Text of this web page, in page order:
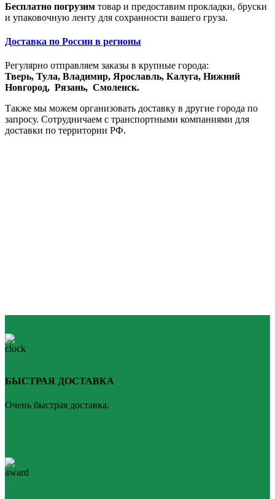
Бесплатно погрузим товар и предоставим прокладки, бруски
и упаковочную ленту для сохранности вашего груза.
Доставка по России в регионы
Регулярно отправляем заказы в крупные города:
Тверь, Тула, Владимир, Ярославль, Калуга, Нижний
Новгород, Рязань, Смоленск.
Также мы можем организовать доставку в другие города по
запросу. Сотрудничаем с транспортными компаниями для
доставки по территории РФ.
БЫСТРАЯ ДОСТАВКА
Очень быстрая доставка.